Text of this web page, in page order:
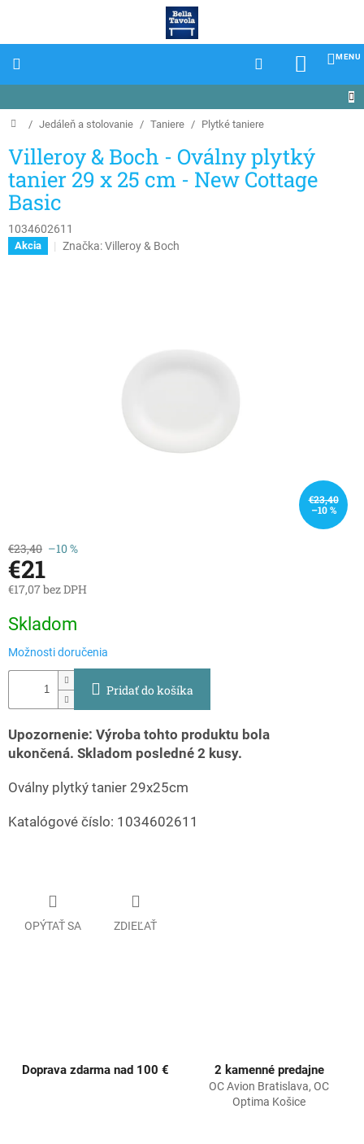
Domov
/ Jedáleň a stolovanie / Taniere / Plytké taniere
Villeroy & Boch - Oválny plytký
tanier 29 x 25 cm - New Cottage
Basic
1034602611
Akcia Značka:Villeroy & Boch
€23,40
–10 %
€23,40 –10 %
€21
€17,07 bez DPH
cena:
Skladom
Možnosti doručenia
Pridať do košíka
Upozornenie: Výroba tohto produktu bola
ukončená. Skladom posledné 2 kusy.
Oválny plytký tanier 29x25cm
Katalógové číslo: 1034602611
OPÝTAŤ SA ZDIEĽAŤ
Doprava zdarma nad 100 € 2 kamenné predajne
OC Avion Bratislava, OC
Optima Košice